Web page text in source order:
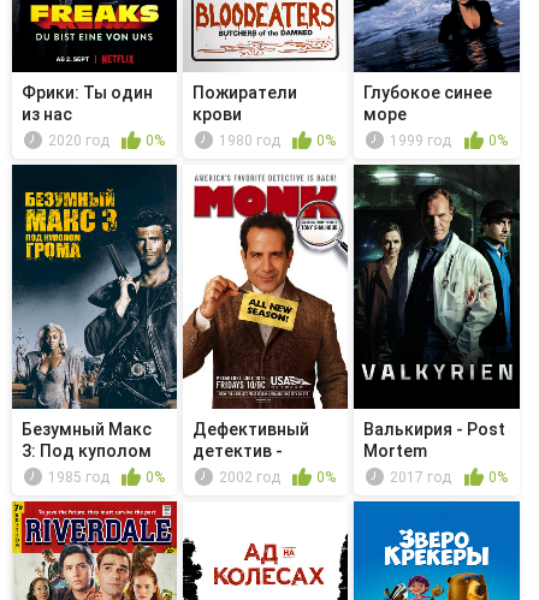
Фрики: Ты один
из нас
2020 год 0%
Пожиратели
крови
1980 год 0%
Глубокое синее
море
1999 год 0%
Безумный Макс
3: Под куполом
грома1985 год 0%
Дефективный
детектив -
Мистер Монк
2002 год 0%
Валькирия - Post
Mortem
2017 год 0%